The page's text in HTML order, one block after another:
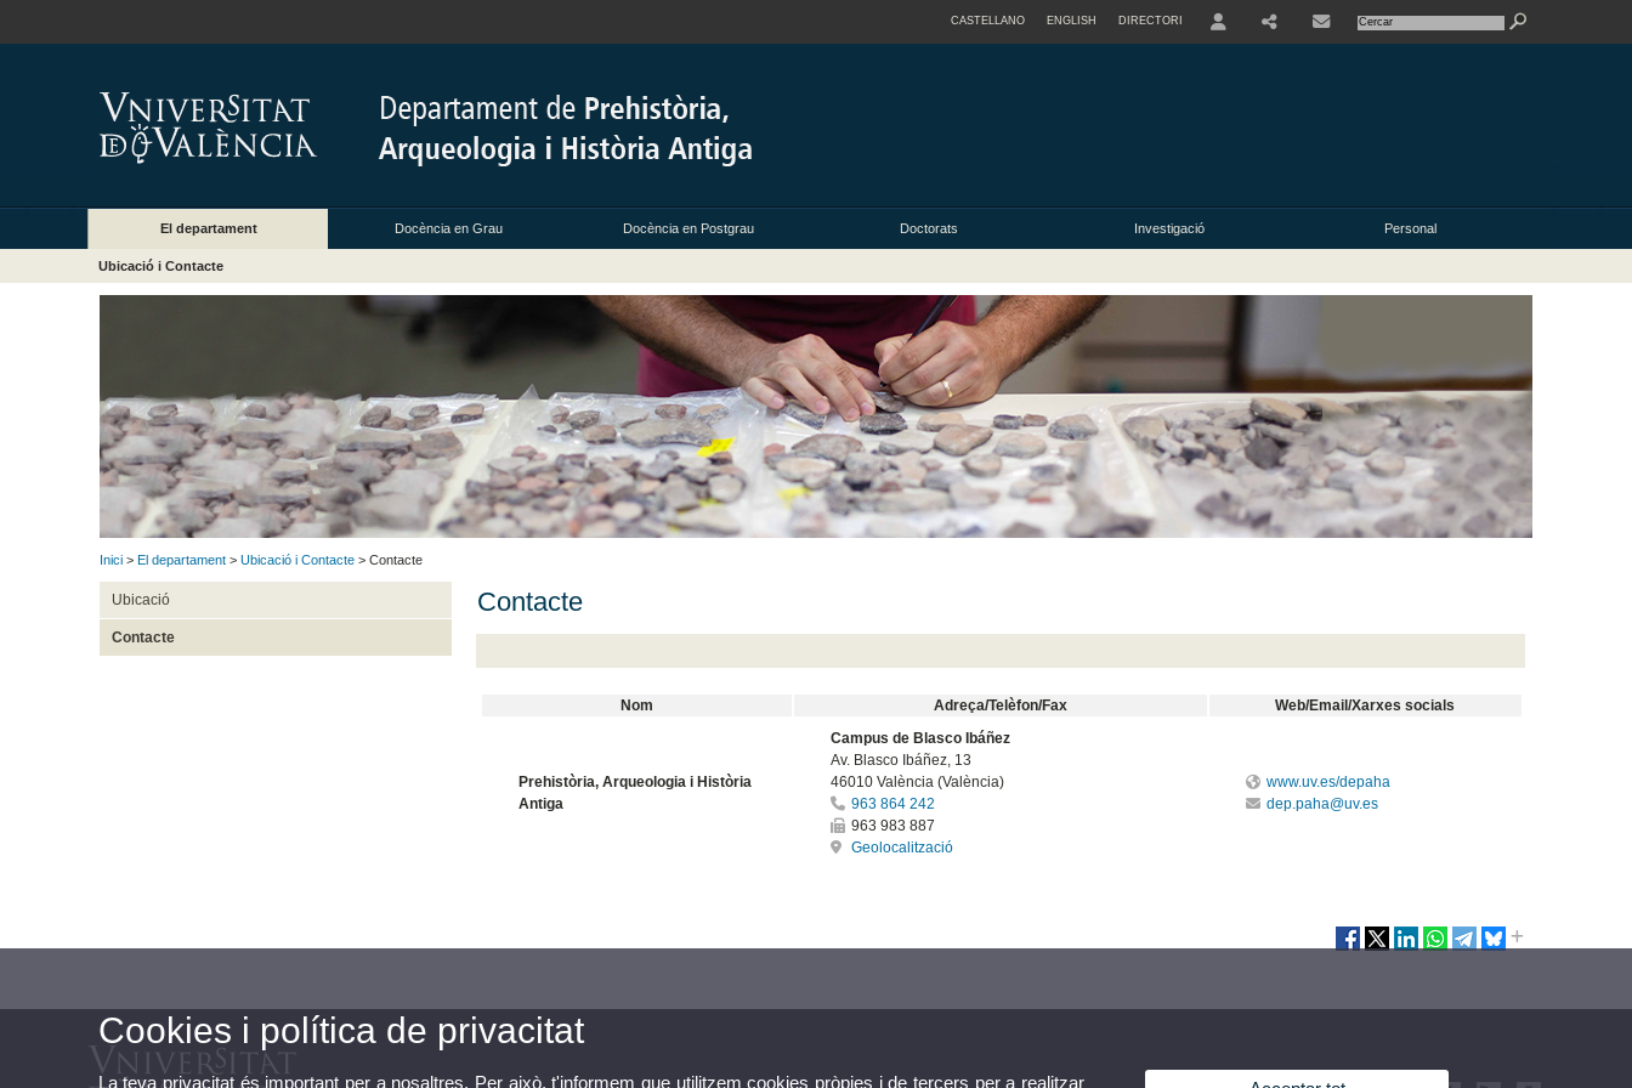
CASTELLANO ENGLISH DIRECTORI
El departament Docència en Grau Docència en Postgrau Doctorats Investigació Personal
Ubicació i Contacte
Inici > El departament > Ubicació i Contacte > Contacte
Ubicació
Contacte
Contacte
Nom Adreça/Telèfon/Fax Web/Email/Xarxes socials
Prehistòria, Arqueologia i Història
Antiga
Campus de Blasco Ibáñez
Av. Blasco Ibáñez, 13
46010 València (València)
963 864 242
963 983 887
Geolocalització
www.uv.es/depaha
dep.paha@uv.es
Cookies i política de privacitat
La teva privacitat és important per a nosaltres. Per això, t'informem que utilitzem cookies pròpies i de tercers per a realitzar